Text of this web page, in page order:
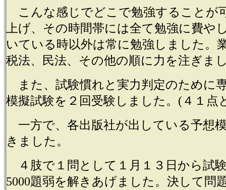
こんな感じでどこで勉強することが
上げ、その時間帯には全て勉強に費や
いている時以外は常に勉強しました。
税法、民法、その他の順に力を注ぎま
また、試験慣れと実力判定のために
模擬試験を２回受験しました。(４１点
一方で、各出版社が出している予想
きました。
４肢で１問として１月１３日から試
5000題弱を解きあげました。決して問